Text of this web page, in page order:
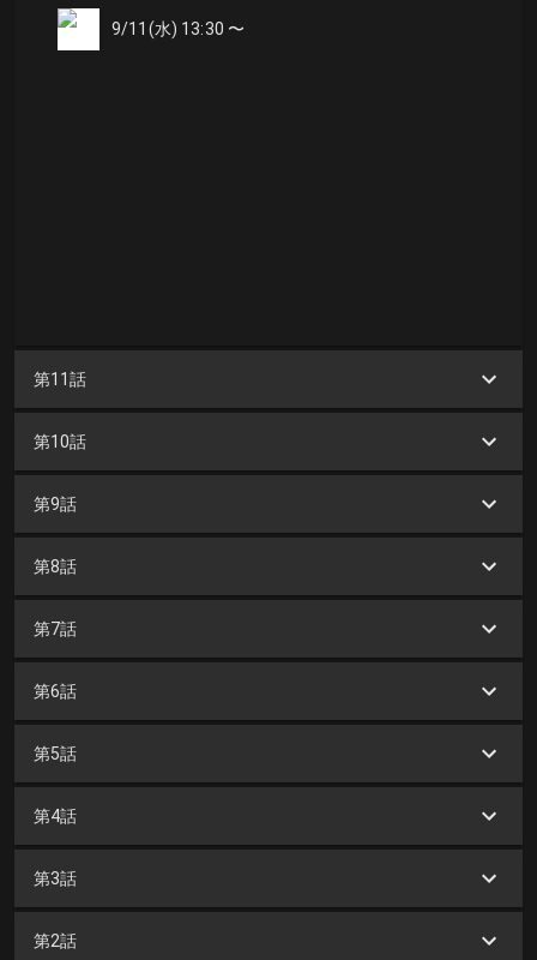
9/11(水) 13:30 〜
第11話
第10話
第9話
第8話
第7話
第6話
第5話
第4話
第3話
第2話